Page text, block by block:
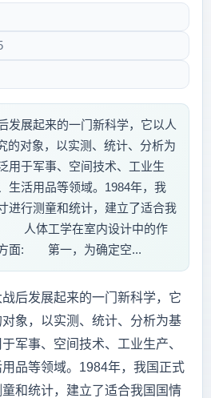
发展起来的一门新科学，它以人
的对象，以实测、统计、分析为
用于军事、空间技术、工业生
生活用品等领域。1984年，我
进行测童和统计，建立了适合我
人体工学在室内设计中的作
方面: 第一，为确定空...
发展起来的一门新科学，它
象，以实测、统计、分析为基
军事、空间技术、工业生产、
品等领域。1984年，我国正式
和统计，建立了适合我国国情